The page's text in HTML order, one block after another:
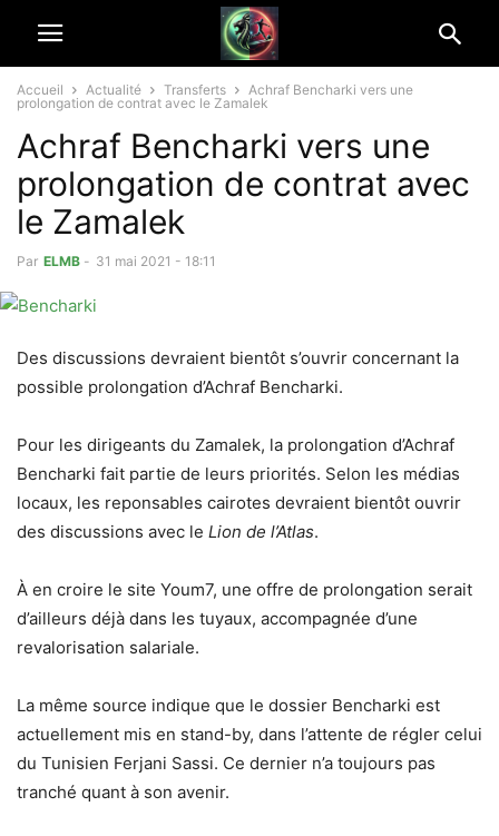
Accueil Actualité Transferts
Achraf Bencharki vers une
prolongation de contrat avec le Zamalek
Achraf Bencharki vers une
prolongation de contrat avec
le Zamalek
Par ELMB - 31 mai 2021 - 18:11
Des discussions devraient bientôt s’ouvrir concernant la
possible prolongation d’Achraf Bencharki.
Pour les dirigeants du Zamalek, la prolongation d’Achraf
Bencharki fait partie de leurs priorités. Selon les médias
locaux, les reponsables cairotes devraient bientôt ouvrir
des discussions avec le Lion de l’Atlas.
À en croire le site Youm7, une offre de prolongation serait
d’ailleurs déjà dans les tuyaux, accompagnée d’une
revalorisation salariale.
La même source indique que le dossier Bencharki est
actuellement mis en stand-by, dans l’attente de régler celui
du Tunisien Ferjani Sassi. Ce dernier n’a toujours pas
tranché quant à son avenir.